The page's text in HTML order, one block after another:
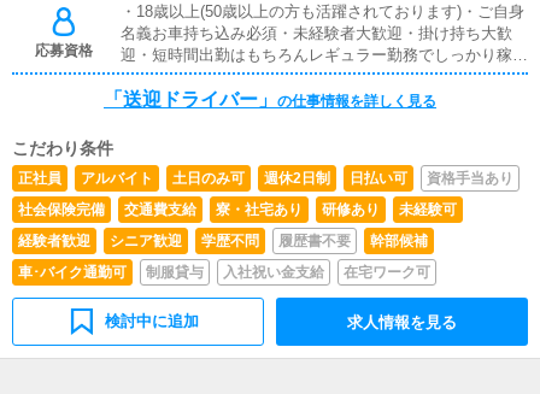
応募資格
・18歳以上(50歳以上の方も活躍されております)・ご自身
名義お車持ち込み必須・未経験者大歓迎・掛け持ち大歓
迎・短時間出勤はもちろんレギュラー勤務でしっかり稼ぎ
たい方大歓迎・業務委託契約になります
「送迎ドライバー」 の仕事情報を詳しく見る
こだわり条件
正社員 アルバイト 土日のみ可 週休2日制 日払い可
資格手当あり
社会保険完備
交通費支給 寮・社宅あり 研修あり
未経験可
経験者歓迎
シニア歓迎 学歴不問 履歴書不要
幹部候補
車･バイク通勤可
制服貸与 入社祝い金支給 在宅ワーク可
検討中に追加 求人情報を見る